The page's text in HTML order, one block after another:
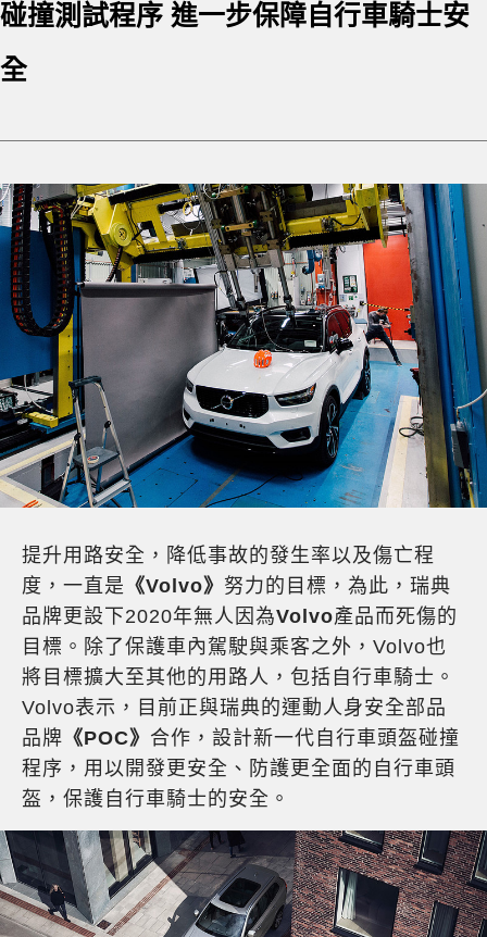
碰撞測試程序 進一步保障自行車騎士安
全
提升用路安全，降低事故的發生率以及傷亡程
度，一直是 《Volvo》 努力的目標，為此，瑞典
品牌更設下2020年無人因為Volvo產品而死傷的
目標。除了保護車內駕駛與乘客之外，Volvo也
將目標擴大至其他的用路人，包括自行車騎士。
Volvo表示，目前正與瑞典的運動人身安全部品
品牌 《POC》 合作，設計新一代自行車頭盔碰撞
程序，用以開發更安全、防護更全面的自行車頭
盔，保護自行車騎士的安全。